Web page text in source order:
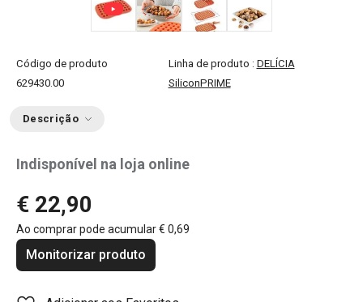
Código de produto
629430.00
Linha de produto : DELÍCIA
SiliconPRIME
Descrição
Indisponível na loja online
€ 22,90
Ao comprar pode acumular€ 0,69
Monitorizar produto